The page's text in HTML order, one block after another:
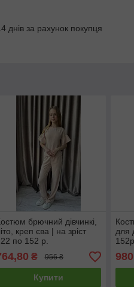
днів за рахунок покупця
брючний дівчинкі,
креп єва | на зріст
по 152 р.
₴ 956 ₴
Купити
для